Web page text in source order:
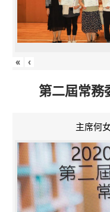
« ‹
第二屆常
主席何